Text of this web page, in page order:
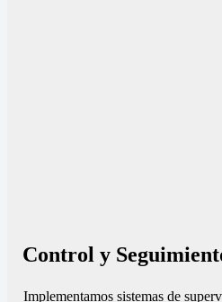
Control y
Implementamos sistemas de